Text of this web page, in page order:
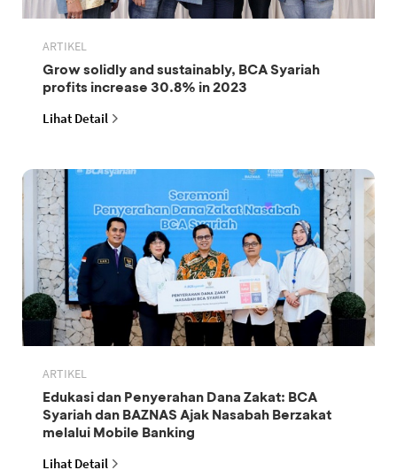
ARTIKEL
Grow solidly and sustainably, BCA Syariah
profits increase 30.8% in 2023
Lihat Detail
ARTIKEL
Edukasi dan Penyerahan Dana Zakat: BCA
Syariah dan BAZNAS Ajak Nasabah Berzakat
melalui Mobile Banking
Lihat Detail